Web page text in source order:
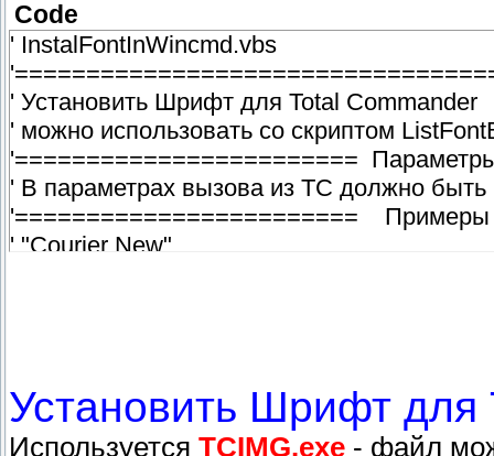
Code
' InstalFontInWincmd.vbs
' Установить Шрифт для Total Commander
' можно использовать со скриптом
'========================
' В параметрах вызова из TC должно
'========================
' "Courier New"
' Автор: Аверин Андрей
' Версия: 1.3 (07.01.2011 - 14.04.2012)
' Mail: Averin-And@yandex.ru
Установить Шрифт для
Используется TCIMG.exe - файл